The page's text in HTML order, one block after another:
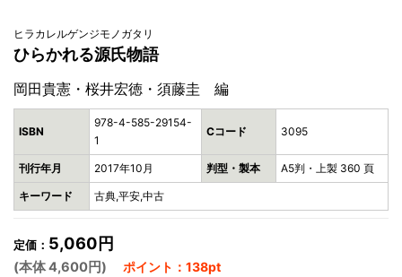
ヒラカレルゲンジモノガタリ
ひらかれる源氏物語
岡田貴憲・桜井宏徳・須藤圭 編
ISBN
978-4-585-29154-
1
Cコード 3095
刊行年月 2017年10月 判型・製本 A5判・上製 360 頁
キーワード 古典,平安,中古
定価： 5,060円
(本体 4,600円) ポイント：138pt